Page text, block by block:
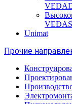
Unimat
Прочие